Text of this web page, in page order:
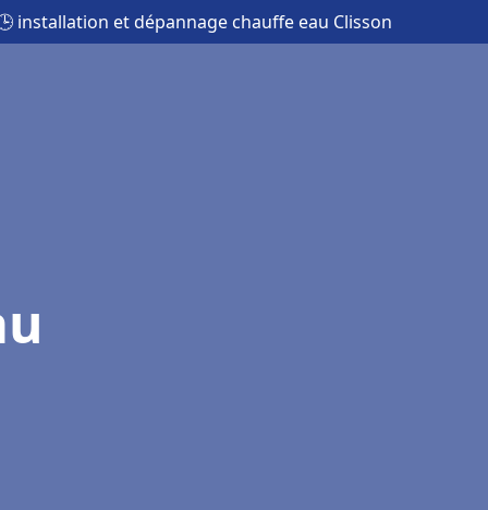
installation et dépannage chauffe eau Clisson